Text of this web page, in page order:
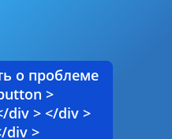
о проблеме
>
div > </div >
div >